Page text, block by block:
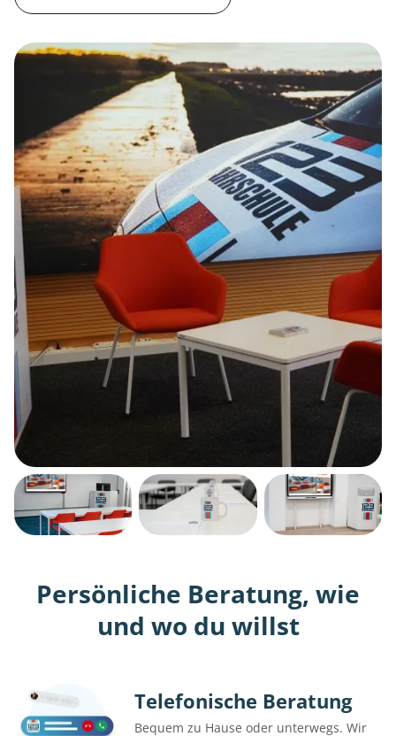
Persönliche Beratung, wie
und wo du willst
Telefonische Beratung
Bequem zu Hause oder unterwegs. Wir